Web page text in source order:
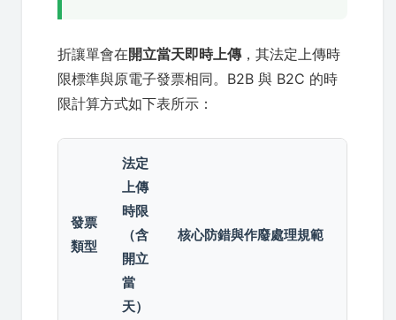
折讓單會在開立當天即時上傳，其法定上傳時
限標準與原電子發票相同。B2B 與 B2C 的時
限計算方式如下表所示：
發票
類型
法定
上傳
時限
（含
開立
當
天）
核心防錯與作廢處理規範